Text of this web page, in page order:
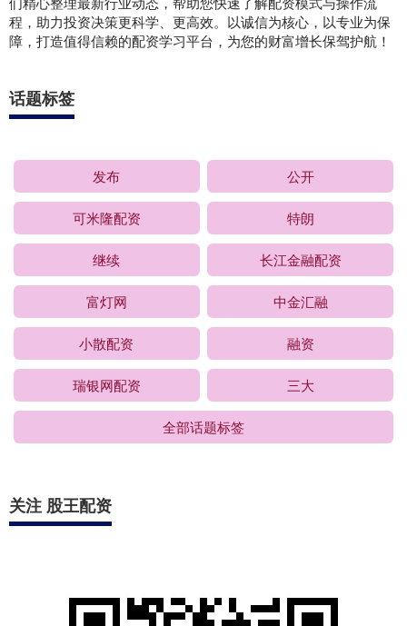
程，助力投资决策更科学、更高效。以诚信为核心，以专业为保
障，打造值得信赖的配资学习平台，为您的财富增长保驾护航！
话题标签
发布 公开
可米隆配资 特朗
继续 长江金融配资
富灯网 中金汇融
小散配资 融资
瑞银网配资 三大
全部话题标签
关注 股王配资